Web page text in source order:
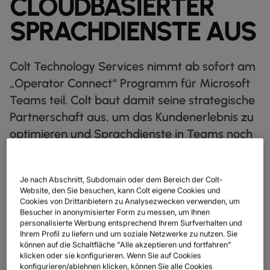
globe_book IP‑TRANSIT
ENTDECKEN
DATENBLÄTTER
handshake UNSERE PARTNER
account_balance KAPITALMÄRKTE
DIGITALE
GLOBALE PLATTFORM
Wir vereinen Ihr digitales Ökosystem in einer sicheren, intelligenten
Plattform.
DIENSTLEISTUNGEN
REALE ERGEBNISSE
Intelligente Lösungen, die das Verbinden, Skalieren und Wachsen
NETZWERK SPRACHE & UC
SICHERHEIT
INFRASTRUKTURNETZDIENSTE
DUNKLE GLASFASER
UNSER NETZWERK PARTNER ESG UNSER TEAM
UNSER NETZWERK
RESSOURCEN
SPRACHDIENSTE AUS
Colt Technology Services nimmt ab sofort am
„Operator Connect“ Programm für Microsoft
Teams teil. Colt baut damit seine strategische
Partnerschaft aus, um das Kundenerlebnis zu
optimieren und Sprachdienste in Teams noch
OPERATOR CONNECT
FÜR MICROSOFT
TEAMS VEREINFACHT
DIE INTEGRATION VON
Je nach Abschnitt, Subdomain oder dem Bereich der Colt-
Website, den Sie besuchen, kann Colt eigene Cookies und
Cookies von Drittanbietern zu Analysezwecken verwenden, um
Besucher in anonymisierter Form zu messen, um Ihnen
personalisierte Werbung entsprechend Ihrem Surfverhalten und
Ihrem Profil zu liefern und um soziale Netzwerke zu nutzen. Sie
können auf die Schaltfläche "Alle akzeptieren und fortfahren"
klicken oder sie konfigurieren. Wenn Sie auf Cookies
konfigurieren/ablehnen klicken, können Sie alle Cookies